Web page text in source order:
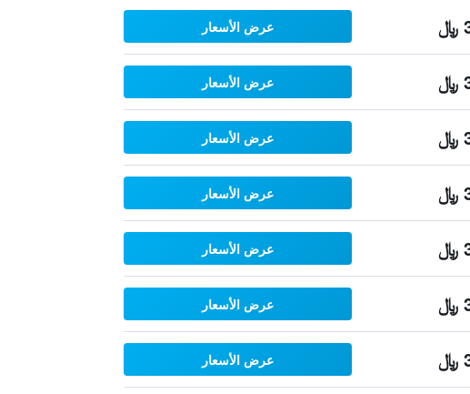
عرض الأسعار
عرض الأسعار
عرض الأسعار
عرض الأسعار
عرض الأسعار
عرض الأسعار
عرض الأسعار